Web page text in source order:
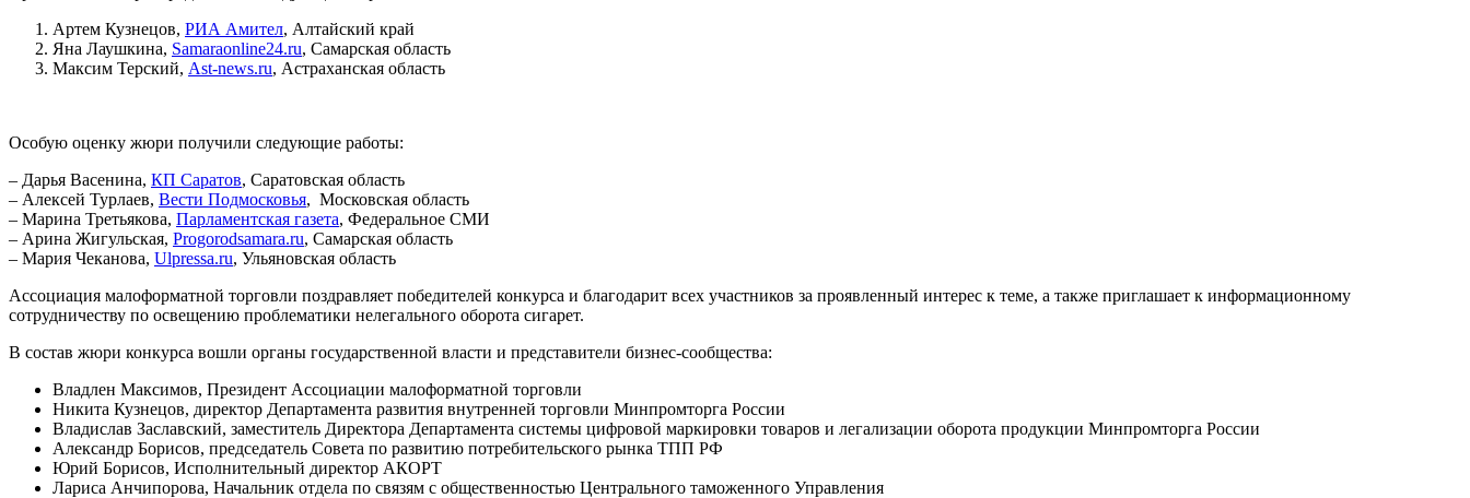
Артем Кузнецов, РИА Амител, Алтайский край
Яна Лаушкина, Samaraonline24.ru, Самарская область
Максим Терский, Ast-news.ru, Астраханская область
Особую оценку жюри получили следующие работы:
– Дарья Васенина, КП Саратов, Саратовская область
– Алексей Турлаев, Вести Подмосковья, Московская область
– Марина Третьякова, Парламентская газета, Федеральное СМИ
– Арина Жигульская, Progorodsamara.ru, Самарская область
– Мария Чеканова, Ulpressa.ru, Ульяновская область
Ассоциация малоформатной торговли поздравляет победителей конкурса и благодарит всех участников за проявленный интерес к теме, а также приглашает к информационному
сотрудничеству по освещению проблематики нелегального оборота сигарет.
В состав жюри конкурса вошли органы государственной власти и представители бизнес-сообщества:
Владлен Максимов, Президент Ассоциации малоформатной торговли
Никита Кузнецов, директор Департамента развития внутренней торговли Минпромторга России
Владислав Заславский, заместитель Директора Департамента системы цифровой маркировки товаров и легализации оборота продукции Минпромторга России
Александр Борисов, председатель Совета по развитию потребительского рынка ТПП РФ
Юрий Борисов, Исполнительный директор АКОРТ
Лариса Анчипорова, Начальник отдела по связям с общественностью Центрального таможенного Управления